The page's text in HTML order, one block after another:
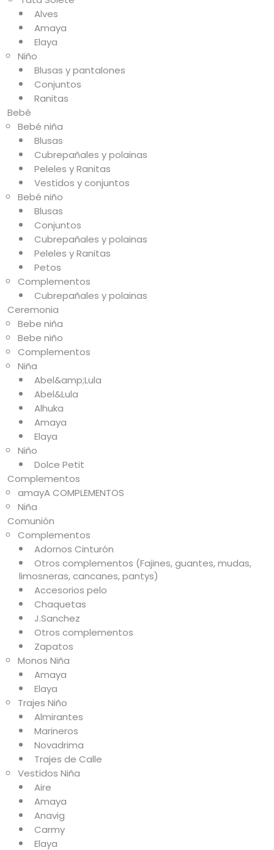
Alves
Amaya
Elaya
Niño
Blusas y pantalones
Conjuntos
Ranitas
Bebé
Bebé niña
Blusas
Cubrepañales y polainas
Peleles y Ranitas
Vestidos y conjuntos
Bebé niño
Blusas
Conjuntos
Cubrepañales y polainas
Peleles y Ranitas
Petos
Complementos
Cubrepañales y polainas
Ceremonia
Bebe niña
Bebe niño
Complementos
Niña
Abel&amp;Lula
Abel&Lula
Alhuka
Amaya
Elaya
Niño
Dolce Petit
Complementos
amayA COMPLEMENTOS
Niña
Comunión
Complementos
Adornos Cinturón
Otros complementos (Fajines, guantes, mudas,
limosneras, cancanes, pantys)
Accesorios pelo
Chaquetas
J.Sanchez
Otros complementos
Zapatos
Monos Niña
Amaya
Elaya
Trajes Niño
Almirantes
Marineros
Novadrima
Trajes de Calle
Vestidos Niña
Aire
Amaya
Anavig
Carmy
Elaya